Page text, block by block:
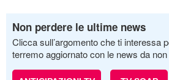
Non perdere le ultime news
Clicca sull’argomento che ti interessa
terremo aggiornato con le news da